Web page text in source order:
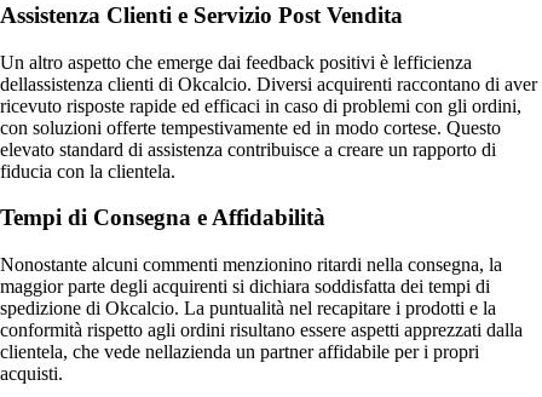
Assistenza Clienti e Servizio Post Vendita
Un altro aspetto che emerge dai feedback positivi è lefficienza
dellassistenza clienti di Okcalcio. Diversi acquirenti raccontano di aver
ricevuto risposte rapide ed efficaci in caso di problemi con gli ordini,
con soluzioni offerte tempestivamente ed in modo cortese. Questo
elevato standard di assistenza contribuisce a creare un rapporto di
fiducia con la clientela.
Tempi di Consegna e Affidabilità
Nonostante alcuni commenti menzionino ritardi nella consegna, la
maggior parte degli acquirenti si dichiara soddisfatta dei tempi di
spedizione di Okcalcio. La puntualità nel recapitare i prodotti e la
conformità rispetto agli ordini risultano essere aspetti apprezzati dalla
clientela, che vede nellazienda un partner affidabile per i propri
acquisti.